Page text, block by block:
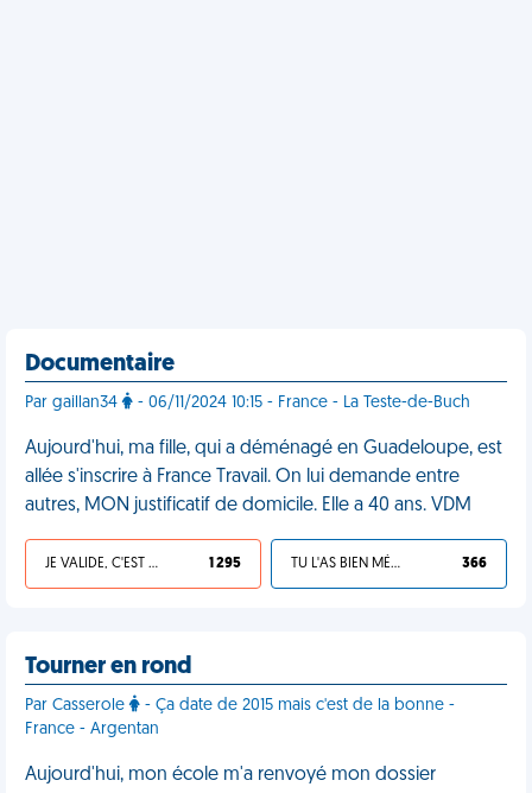
Documentaire
Par gaillan34 - 06/11/2024 10:15 - France - La Teste-de-Buch
Aujourd'hui, ma fille, qui a déménagé en Guadeloupe, est
allée s'inscrire à France Travail. On lui demande entre
autres, MON justificatif de domicile. Elle a 40 ans. VDM
JE VALIDE, C'EST UNE VDM 1 295 TU L'AS BIEN MÉRITÉ 366
Tourner en rond
Par Casserole
- Ça date de 2015 mais c'est de la bonne -
France - Argentan
Aujourd'hui, mon école m'a renvoyé mon dossier